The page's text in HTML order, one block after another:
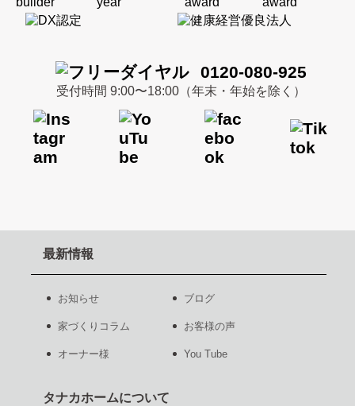
0120-080-925
受付時間 9:00〜18:00（年末・年始を除く）
最新情報
お知らせ ブログ
家づくりコラム お客様の声
オーナー様 You Tube
タナカホームについて